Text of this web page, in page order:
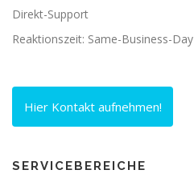
Direkt-Support
Reaktionszeit: Same-Business-Day
Hier Kontakt aufnehmen!
SERVICEBEREICHE